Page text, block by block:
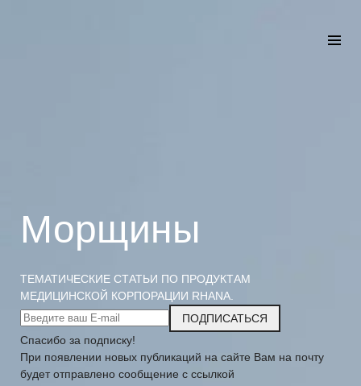
Морщины
ТЕМАТИЧЕСКИЕ СТАТЬИ ПО ПРОДУКТАМ
МЕДИЦИНСКОЙ КОРПОРАЦИИ RHANA.
ПОДПИСАТЬСЯ
Спасибо за подписку!
При появлении новых публикаций на сайте Вам на почту
будет отправлено сообщение с ссылкой